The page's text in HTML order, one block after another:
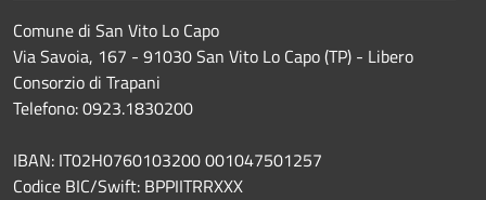
Comune di San Vito Lo Capo
Via Savoia, 167 - 91030 San Vito Lo Capo (TP) - Libero
Consorzio di Trapani
Telefono: 0923.1830200
IBAN: IT02H0760103200 001047501257
Codice BIC/Swift: BPPIITRRXXX